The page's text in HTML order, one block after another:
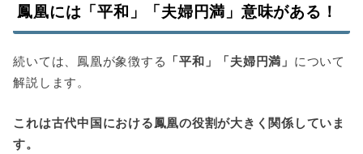
鳳凰には「平和」「夫婦円満」意味がある！
続いては、鳳凰が象徴する 「平和」「夫婦円満」 について
解説します。
これは古代中国における鳳凰の役割が大きく関係していま
す。